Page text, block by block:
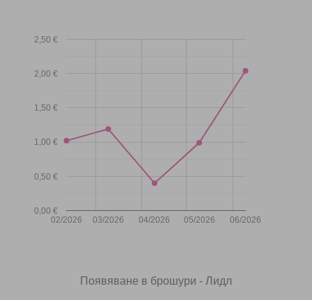
02/2026 03/2026 04/2026 05/2026 06/2026
0,00 €
0,50 €
1,00 €
1,50 €
2,00 €
2,50 €
Появяване в брошури - Лидл